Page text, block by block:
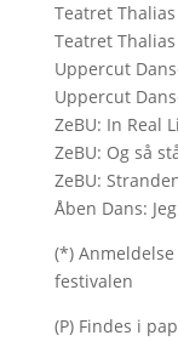
Teatret
Teatret
Uppercut
Uppercut
ZeBU: In Real
ZeBU: Og så
ZeBU:
Åben Dans:
(*)
festivalen
(P) Findes i